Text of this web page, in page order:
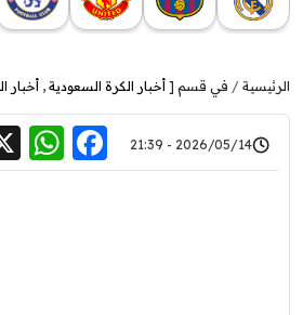
الرئيسية في قسم [ أخبار الكرة السعودية , أخبار
2026/05/14 - 21:39